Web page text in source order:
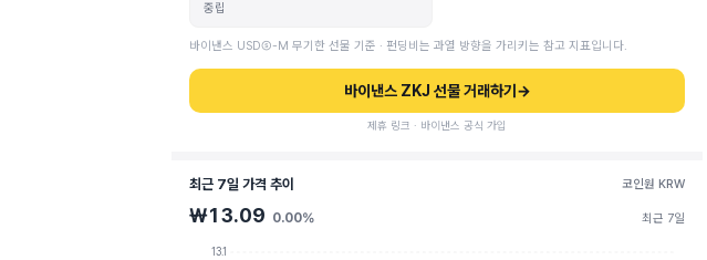
중립
바이낸스 USDⓈ-M 무기한 선물 기준 · 펀딩비는 과열 방향을 가리키는 참고 지표입니다.
바이낸스 ZKJ 선물 거래하기 →
제휴 링크 · 바이낸스 공식 가입
최근 7일 가격 추이 코인원 KRW
₩13.09 0.00% 최근 7일
13.1